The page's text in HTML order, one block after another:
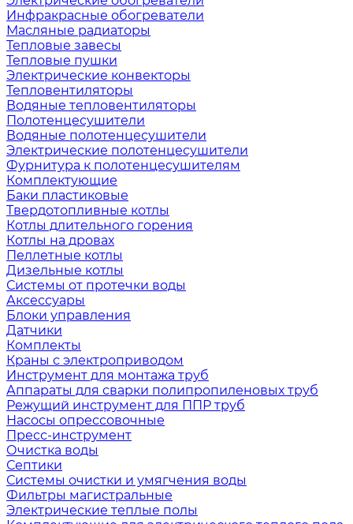
Инфракрасные обогреватели
Масляные радиаторы
Тепловые завесы
Тепловые пушки
Электрические конвекторы
Тепловентиляторы
Водяные тепловентиляторы
Полотенцесушители
Водяные полотенцесушители
Электрические полотенцесушители
Фурнитура к полотенцесушителям
Комплектующие
Баки пластиковые
Твердотопливные котлы
Котлы длительного горения
Котлы на дровах
Пеллетные котлы
Дизельные котлы
Системы от протечки воды
Аксессуары
Блоки управления
Датчики
Комплекты
Краны с электроприводом
Инструмент для монтажа труб
Аппараты для сварки полипропиленовых труб
Режущий инструмент для ППР труб
Насосы опрессовочные
Пресс-инструмент
Очистка воды
Септики
Системы очистки и умягчения воды
Фильтры магистральные
Электрические теплые полы